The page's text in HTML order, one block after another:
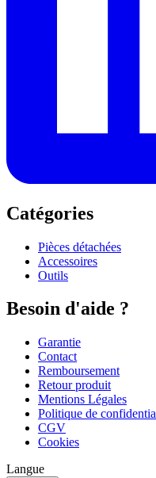
Catégories
Pièces détachées
Accessoires
Outils
Besoin d'aide ?
Garantie
Contact
Remboursement
Retour produit
Mentions Légales
Politique de
CGV
Cookies
Langue